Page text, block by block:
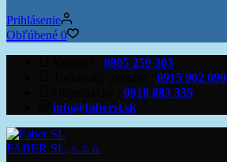
Prihlásenie
Obľúbené 0
0905 259 303
0915 902 090
0918 883 339
info@fabersl.sk
FABER SL, s. r. o.